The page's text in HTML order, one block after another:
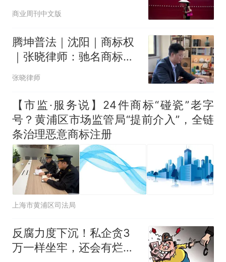
符号资产
商业周刊中文版
腾坤普法｜沈阳｜商标权
｜张晓律师：驰名商标不
能跨类“延伸”注册新标
张晓律师
【市监·服务说】24件商标“碰瓷”老字
号？黄浦区市场监管局“提前介入”，全链
条治理恶意商标注册
上海市黄浦区司法局
反腐力度下沉！私企贪3
万一样坐牢，还会有烂尾